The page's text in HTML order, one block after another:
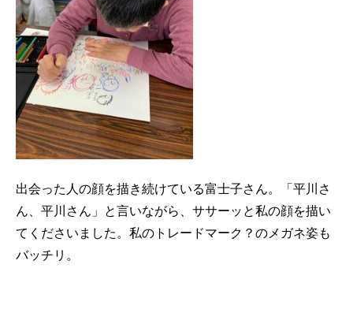
出会った人の顔を描き続けている富士子さん。「平川さ
ん、平川さん」と言いながら、ササーッと私の顔を描い
てくださいました。私のトレードマーク？のメガネ姿も
バッチリ。